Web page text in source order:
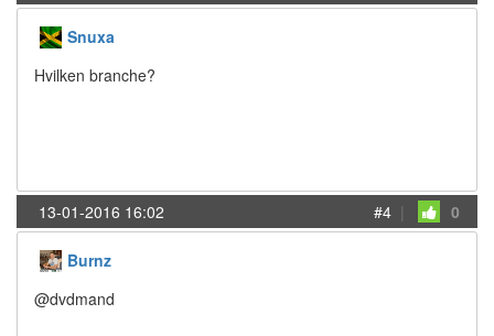
Snuxa
Hvilken branche?
13-01-2016 16:02 #4 | 0
Burnz
@dvdmand